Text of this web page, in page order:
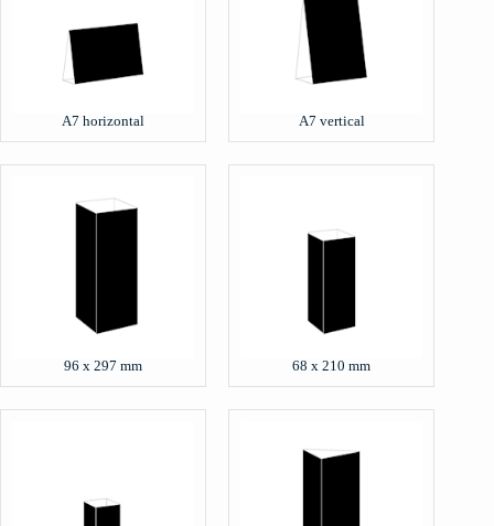
A7 horizontal A7 vertical
96 x 297 mm 68 x 210 mm